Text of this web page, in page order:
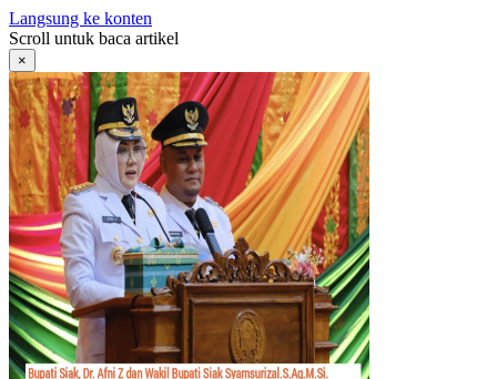
Langsung ke konten
Scroll untuk baca artikel
×